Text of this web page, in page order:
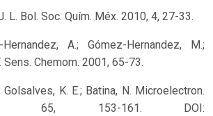
L. Bol. Soc. Quím. Méx. 2010, 4, 27-33.
A.; Gómez-Hernandez, M.;
Sens. Chemom. 2001, 65-73.
Golsalves, K. E.; Batina, N. Microelectron.
65, 153-161. DOI: